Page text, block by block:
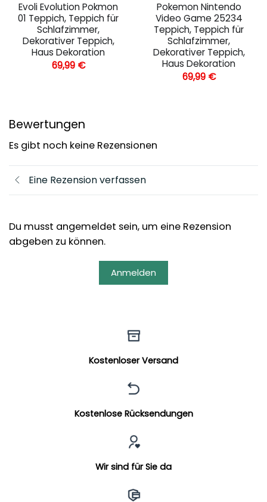
Evoli Evolution Pokmon
01 Teppich, Teppich für
Schlafzimmer,
Dekorativer Teppich,
Haus Dekoration
69,99 €
Pokemon Nintendo
Video Game 25234
Teppich, Teppich für
Schlafzimmer,
Dekorativer Teppich,
Haus Dekoration
69,99 €
Bewertungen
Es gibt noch keine Rezensionen
Eine Rezension verfassen
Du musst angemeldet sein, um eine Rezension
abgeben zu können.
Anmelden
Kostenloser Versand
Kostenlose Rücksendungen
Wir sind für Sie da